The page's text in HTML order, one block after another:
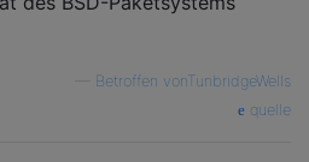
Betroffen vonTunbridgeWells
quelle